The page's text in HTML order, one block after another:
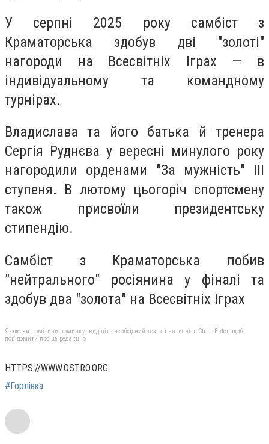
У серпні 2025 року самбіст з
Краматорська здобув дві "золоті"
нагороди на Всесвітніх Іграх — в
індивідуальному та командному
турнірах.
Владислава та його батька й тренера
Сергія Руднєва у вересні минулого року
нагородили орденами "За мужність" ІІІ
ступеня. В лютому цьогоріч спортсмену
також присвоїли президентську
стипендію.
Самбіст з Краматорська побив
"нейтрального" росіянина у фіналі та
здобув два "золота" на Всесвітніх Іграх
Якщо ви помітили помилку, виділіть необхідний текст і натисніть Ctrl + Enter, щоб
повідомити про це редакцію
HTTPS://WWW.OSTRO.ORG
#Горлівка